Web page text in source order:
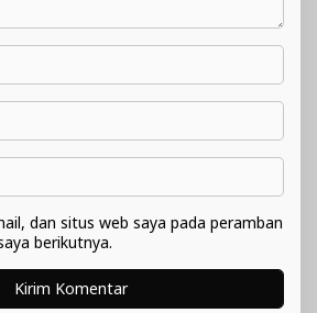
dan situs web saya pada peramban
berikutnya.